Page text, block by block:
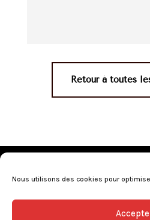
Nous utilisons des cookies pour
Retour à toutes
Conditions générales de
L’abus d’alcool est dangereux